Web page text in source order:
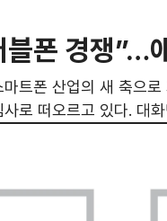
폰 경쟁”…
트폰 산업의 새 축으
로 떠오르고 있다. 대
화 전략에 나설 것이